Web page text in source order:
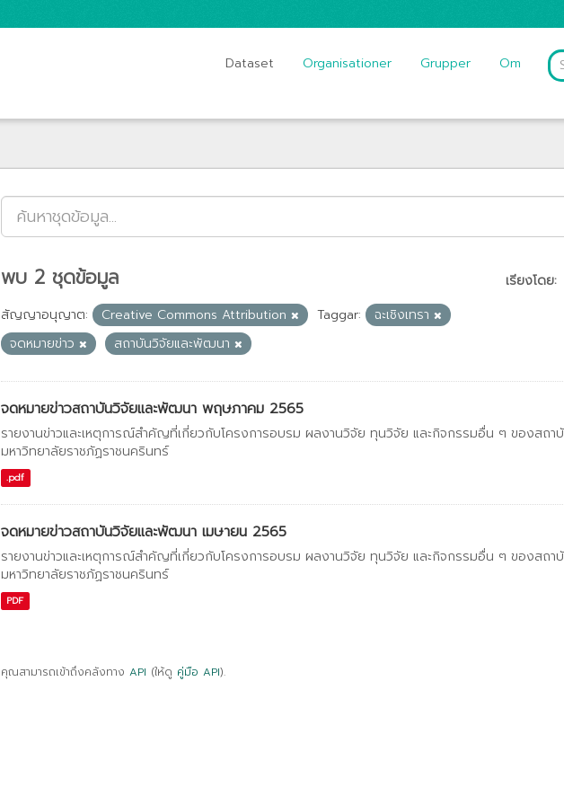
Dataset Organisationer Grupper Om
เรียงโดย
พบ 2 ชุดข้อมูล
สัญญาอนุญาต: Creative Commons Attribution Taggar:
ฉะเชิงเทรา
จดหมายข่าว
สถาบันวิจัยและพัฒนา
จดหมายข่าวสถาบันวิจัยและพัฒนา พฤษภาคม 2565
รายงานข่าวและเหตุการณ์สำคัญที่เกี่ยวกับโครงการอบรม ผลงานวิจัย ทุนวิจัย และกิจกรรมอื่น ๆ ของสถ
มหาวิทยาลัยราชภัฏราชนครินทร์
.pdf
จดหมายข่าวสถาบันวิจัยและพัฒนา เมษายน 2565
รายงานข่าวและเหตุการณ์สำคัญที่เกี่ยวกับโครงการอบรม ผลงานวิจัย ทุนวิจัย และกิจกรรมอื่น ๆ ของสถ
มหาวิทยาลัยราชภัฏราชนครินทร์
PDF
คุณสามารถเข้าถึงคลังทาง API (ให้ดู คู่มือ API).